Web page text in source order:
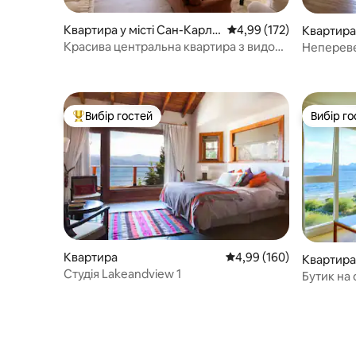
Квартира у місті Сан-Карло
с-де-Барілоче
Середня оцінка: 4,99 з
4,99 (172)
Красива центральна квартира з видом
с-де-
Топ вибір гостей
Вибір гостей
Квартира Середня оцінка: 4,99 з
4,99 (160)
Студія Lakeandview 1
Вибір
Вибір
Квартира
с-де-
Бутик на